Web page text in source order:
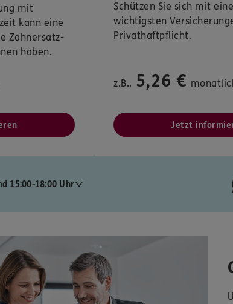
mit
kann eine
Zahnersatz-
haben.
Schützen Sie sich mit
wichtigsten
Privathaftpflicht.
z.B.. 5,26 €
Jetzt
15:00-18:00 Uhr